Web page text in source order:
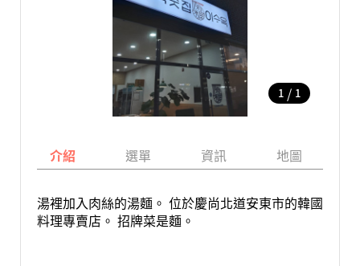
1 / 1
介紹 選單 資訊 地圖
湯裡加入肉絲的湯麵。 位於慶尚北道安東市的韓國
料理專賣店。 招牌菜是麵。